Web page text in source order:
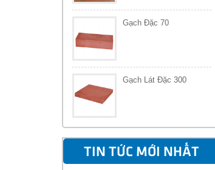
Gạch Đặc 70
Gạch Lát Đặc 300
TIN TỨC MỚI NHẤT